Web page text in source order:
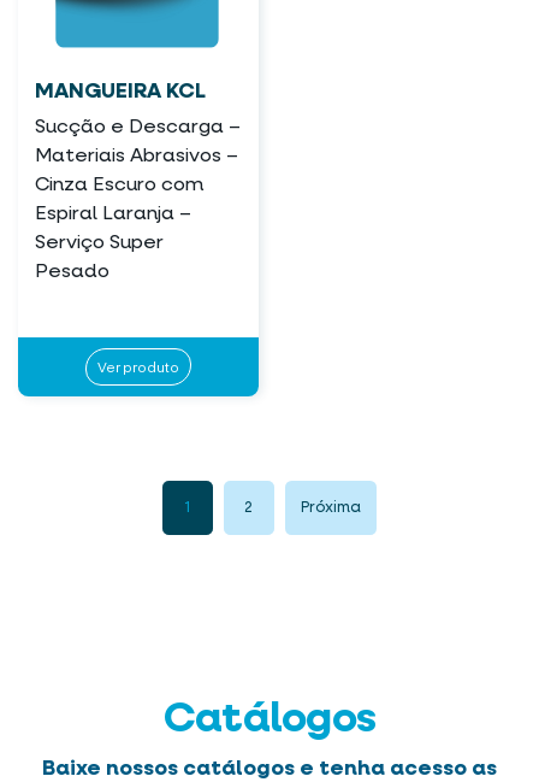
MANGUEIRA KCL
Sucção e Descarga –
Materiais Abrasivos –
Cinza Escuro com
Espiral Laranja –
Serviço Super
Pesado
Ver produto
1 2 Próxima
Catálogos
Baixe nossos catálogos e tenha acesso as